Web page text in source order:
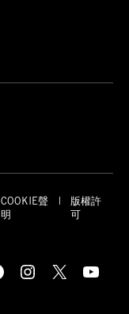
COOKIE聲
明
版權許
可
Instagram X YouTube